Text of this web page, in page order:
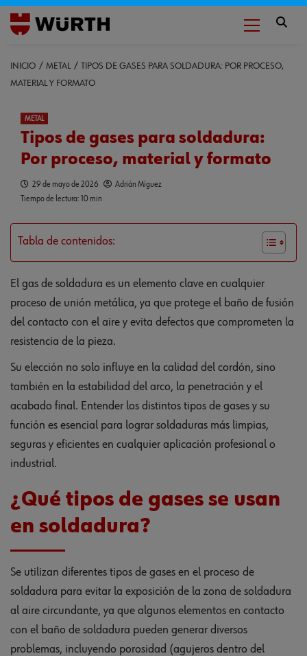
INICIO METAL
TIPOS DE GASES PARA SOLDADURA: POR PROCESO,
MATERIAL Y FORMATO
METAL
Tipos de gases para soldadura:
Por proceso, material y formato
29 de mayo de 2026
Adrián Míguez
Tiempo de lectura: 10 min
Tabla de contenidos:
El gas de soldadura es un elemento clave en cualquier
proceso de unión metálica, ya que protege el baño de fusión
del contacto con el aire y evita defectos que comprometen la
resistencia de la pieza.
Su elección no solo influye en la calidad del cordón, sino
también en la estabilidad del arco, la penetración y el
acabado final. Entender los distintos tipos de gases y su
función es esencial para lograr soldaduras más limpias,
seguras y eficientes en cualquier aplicación profesional o
industrial.
¿Qué tipos de gases se usan
en soldadura?
Se utilizan diferentes tipos de gases en el proceso de
soldadura para evitar la exposición de la zona de soldadura
al aire circundante, ya que algunos elementos en contacto
con el baño de soldadura pueden generar diversos
problemas, incluyendo porosidad (agujeros dentro del